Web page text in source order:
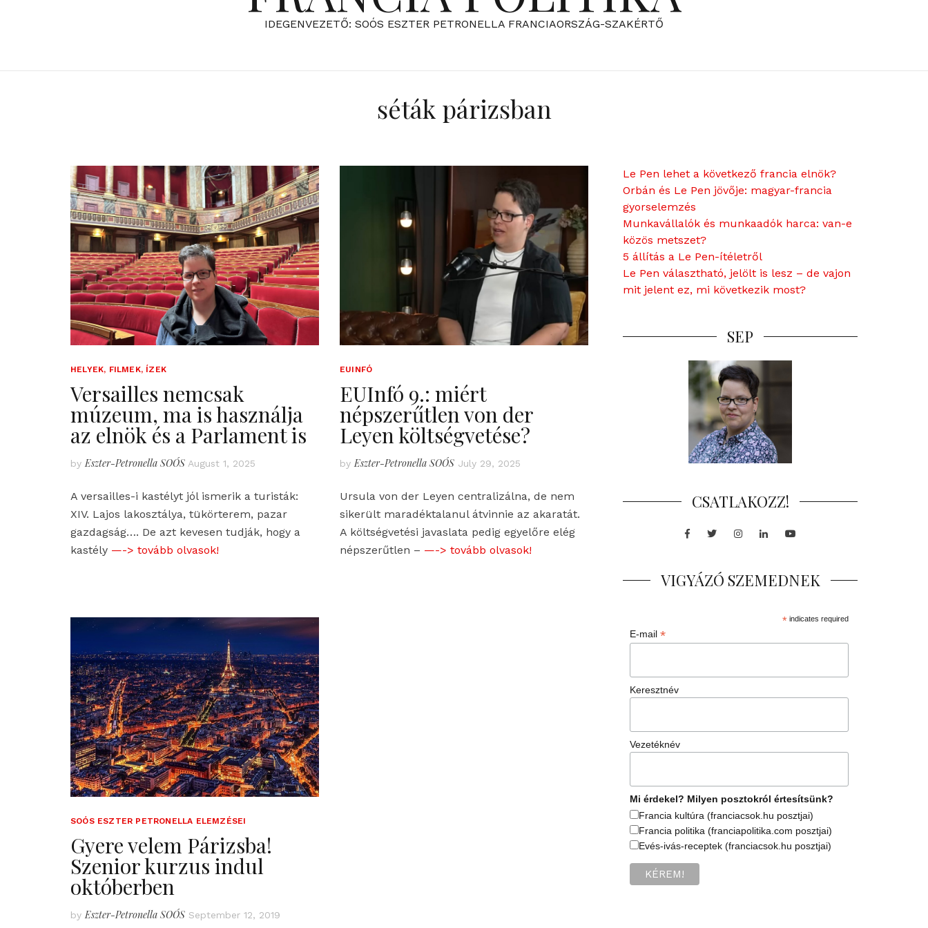
IDEGENVEZETŐ: SOÓS ESZTER PETRONELLA FRANCIAORSZÁG-SZAKÉRTŐ
séták párizsban
HELYEK, FILMEK, ÍZEK
Versailles nemcsak
múzeum, ma is használja
az elnök és a Parlament is
by Eszter-Petronella SOÓS August 1, 2025
A versailles-i kastélyt jól ismerik a turisták:
XIV. Lajos lakosztálya, tükörterem, pazar
gazdagság…. De azt kevesen tudják, hogy a
kastély —-> tovább olvasok!
EUINFÓ
EUInfó 9.: miért
népszerűtlen von der
Leyen költségvetése?
by Eszter-Petronella SOÓS July 29, 2025
Ursula von der Leyen centralizálna, de nem
sikerült maradéktalanul átvinnie az akaratát.
A költségvetési javaslata pedig egyelőre elég
népszerűtlen – —-> tovább olvasok!
SOÓS ESZTER PETRONELLA ELEMZÉSEI
Gyere velem Párizsba!
Szenior kurzus indul
októberben
by Eszter-Petronella SOÓS September 12, 2019
Le Pen lehet a következő francia elnök?
Orbán és Le Pen jövője: magyar-francia
gyorselemzés
Munkavállalók és munkaadók harca: van-e
közös metszet?
5 állítás a Le Pen-ítéletről
Le Pen választható, jelölt is lesz – de vajon
mit jelent ez, mi következik most?
SEP
CSATLAKOZZ!
Facebook
TwitterInstagram
LinkedInYoutube
VIGYÁZÓ SZEMEDNEK
*indicates required
E-mail*
Keresztnév
Vezetéknév
Mi érdekel? Milyen posztokról értesítsünk?
Francia kultúra (franciacsok.hu posztjai)
Francia politika (franciapolitika.com posztjai)
Evés-ivás-receptek (franciacsok.hu posztjai)